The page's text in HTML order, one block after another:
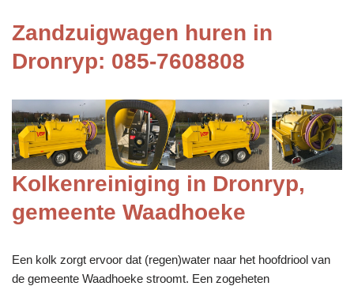
Zandzuigwagen huren in
Dronryp: 085-7608808
Kolkenreiniging in Dronryp,
gemeente Waadhoeke
Een kolk zorgt ervoor dat (regen)water naar het hoofdriool van
de gemeente Waadhoeke stroomt. Een zogeheten